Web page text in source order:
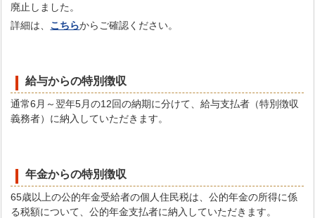
廃止しました。
詳細は、 こちらからご確認ください。
給与からの特別徴収
通常6月～翌年5月の12回の納期に分けて、給与支払者（特別徴収
義務者）に納入していただきます。
年金からの特別徴収
65歳以上の公的年金受給者の個人住民税は、公的年金の所得に係
る税額について、公的年金支払者に納入していただきます。